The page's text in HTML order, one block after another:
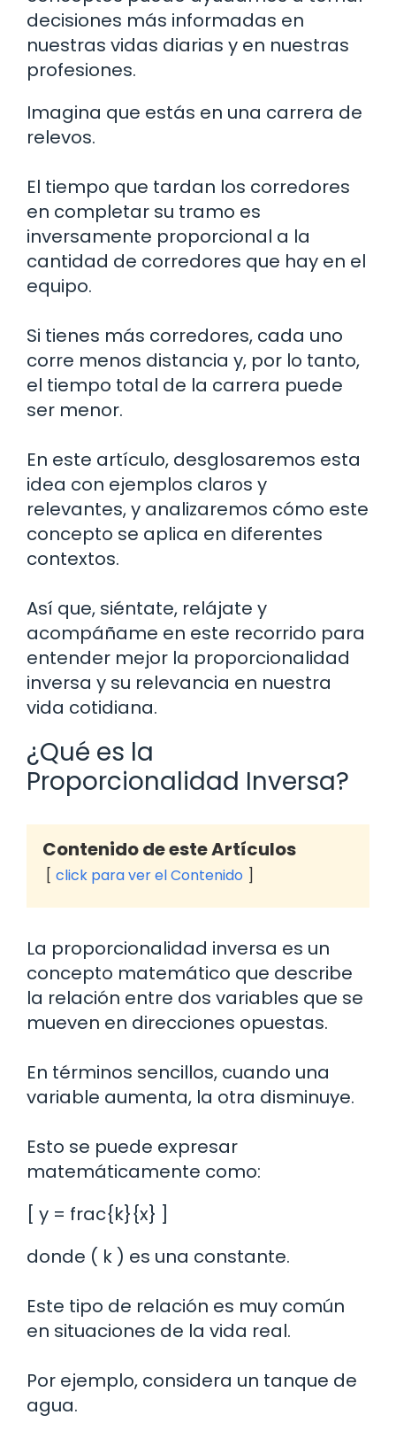
decisiones más informadas en
nuestras vidas diarias y en nuestras
profesiones.
Imagina que estás en una carrera de
relevos.
El tiempo que tardan los corredores
en completar su tramo es
inversamente proporcional a la
cantidad de corredores que hay en el
equipo.
Si tienes más corredores, cada uno
corre menos distancia y, por lo tanto,
el tiempo total de la carrera puede
ser menor.
En este artículo, desglosaremos esta
idea con ejemplos claros y
relevantes, y analizaremos cómo este
concepto se aplica en diferentes
contextos.
Así que, siéntate, relájate y
acompáñame en este recorrido para
entender mejor la proporcionalidad
inversa y su relevancia en nuestra
vida cotidiana.
¿Qué es la
Proporcionalidad Inversa?
Contenido de este Artículos
click para ver el Contenido
La proporcionalidad inversa es un
concepto matemático que describe
la relación entre dos variables que se
mueven en direcciones opuestas.
En términos sencillos, cuando una
variable aumenta, la otra disminuye.
Esto se puede expresar
matemáticamente como:
[ y = frac{k}{x} ]
donde ( k ) es una constante.
Este tipo de relación es muy común
en situaciones de la vida real.
Por ejemplo, considera un tanque de
agua.